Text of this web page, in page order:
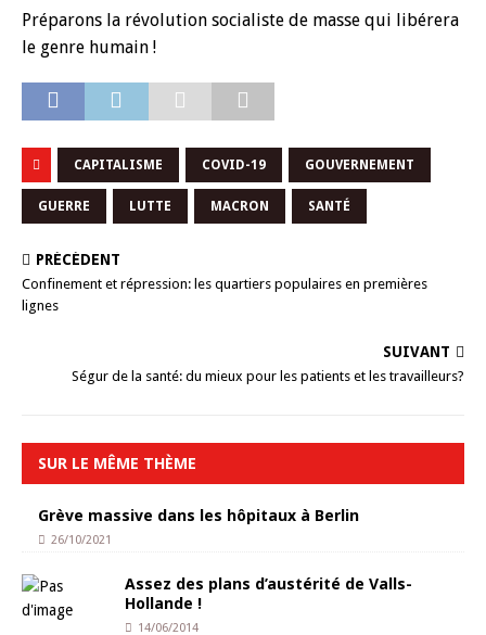
Préparons la révolution socialiste de masse qui libérera
le genre humain !
CAPITALISME COVID-19 GOUVERNEMENT
GUERRE LUTTE MACRON SANTÉ
PRÉCÉDENT
Confinement et répression: les quartiers populaires en premières
lignes
SUIVANT
Ségur de la santé: du mieux pour les patients et les travailleurs?
SUR LE MÊME THÈME
Grève massive dans les hôpitaux à Berlin
26/10/2021
Assez des plans d’austérité de Valls-
Hollande !
14/06/2014